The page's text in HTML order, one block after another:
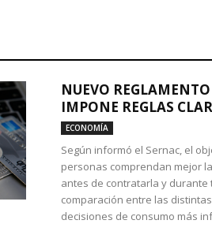
NUEVO
IMPONE REGLAS
ECONOMÍA
Según informó el Sernac, el
personas comprendan mejor
antes de contratarla y durante
comparación entre las
decisiones de consumo más